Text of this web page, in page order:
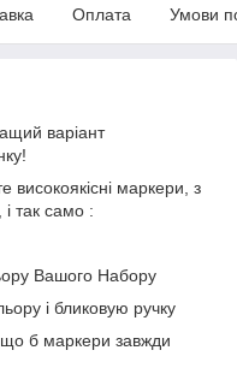
Оплата Умови
варіант
маркери, з
так само :
Вашого Набору
і бликовую ручку
що б маркери завжди